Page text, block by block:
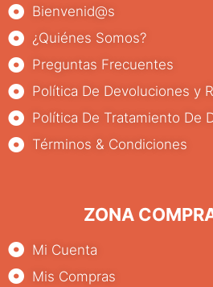
Bienvenid@s
¿Quiénes Somos?
Preguntas Frecuentes
Política De Devoluciones y
Política De Tratamiento De
Términos & Condiciones
ZONA
Mi Cuenta
Mis Compras